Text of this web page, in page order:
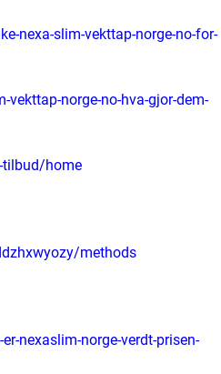
nexa-slim-vekttap-norge-no-for-
norge-no-hva-gjor-dem-
tilbud/home
methods
nexaslim-norge-verdt-prisen-